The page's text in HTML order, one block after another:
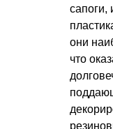
сапоги,
они
что